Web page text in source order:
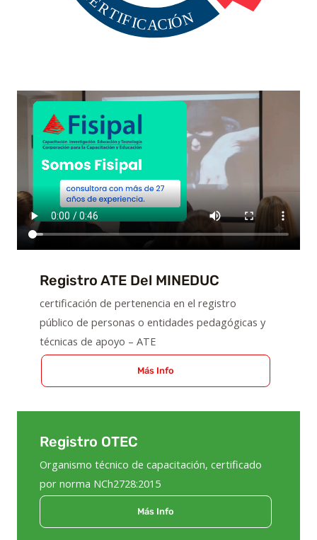
Registro ATE Del MINEDUC
certificación de pertenencia en el registro
público de personas o entidades pedagógicas y
técnicas de apoyo – ATE
Más Info
Registro OTEC
Organismo técnico de capacitación, certificado
por norma NCh2728:2015
Más Info